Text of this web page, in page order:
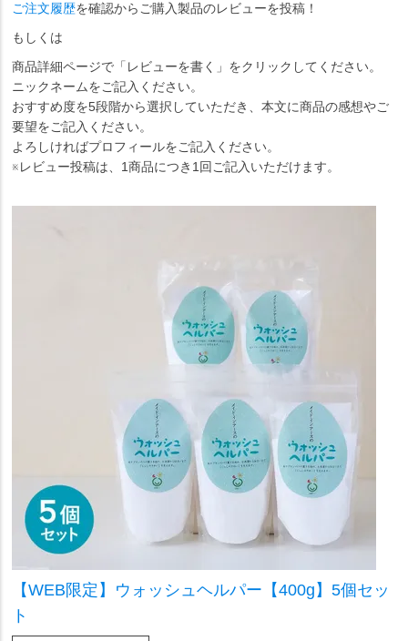
ご注文履歴を確認からご購入製品のレビューを投稿！
もしくは
商品詳細ページで「レビューを書く」をクリックしてください。
ニックネームをご記入ください。
おすすめ度を5段階から選択していただき、本文に商品の感想やご
要望をご記入ください。
よろしければプロフィールをご記入ください。
※レビュー投稿は、1商品につき1回ご記入いただけます。
【WEB限定】ウォッシュヘルパー【400g】5個セッ
ト